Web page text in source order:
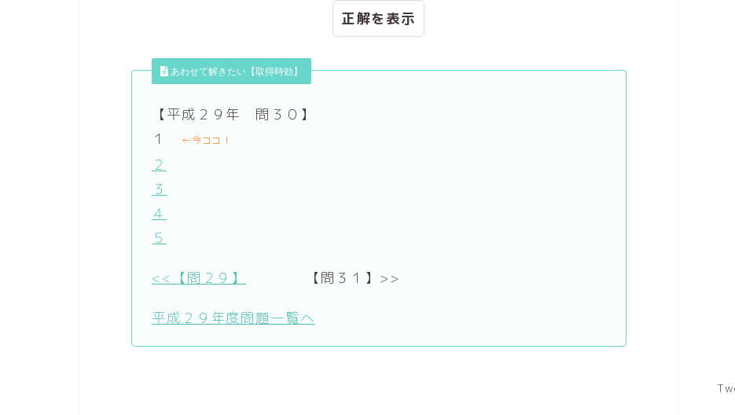
正解
あわせて解きたい【取得時効】
【平成２９年 問３０】
１
←今ココ！
２
３
４
５
<<【問２９】 【問３１】>>
平成２９年度問題一覧へ